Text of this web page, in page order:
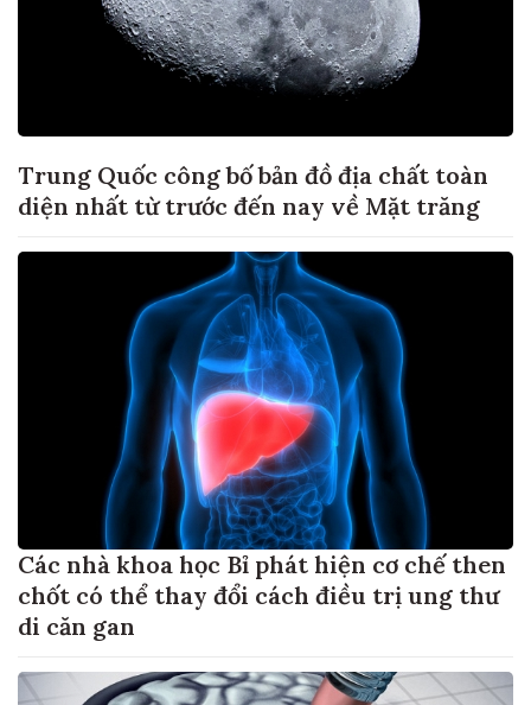
Trung Quốc công bố bản đồ địa chất toàn
diện nhất từ trước đến nay về Mặt trăng
Các nhà khoa học Bỉ phát hiện cơ chế then
chốt có thể thay đổi cách điều trị ung thư
di căn gan